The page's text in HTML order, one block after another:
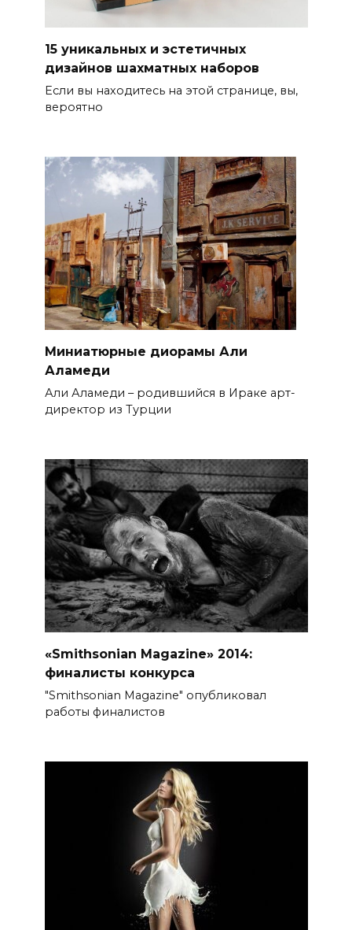
15 уникальных и эстетичных
дизайнов шахматных наборов
Если вы находитесь на этой странице, вы,
вероятно
Миниатюрные диорамы Али
Аламеди
Али Аламеди – родившийся в Ираке арт-
директор из Турции
«Smithsonian Magazine» 2014:
финалисты конкурса
"Smithsonian Magazine" опубликовал
работы финалистов